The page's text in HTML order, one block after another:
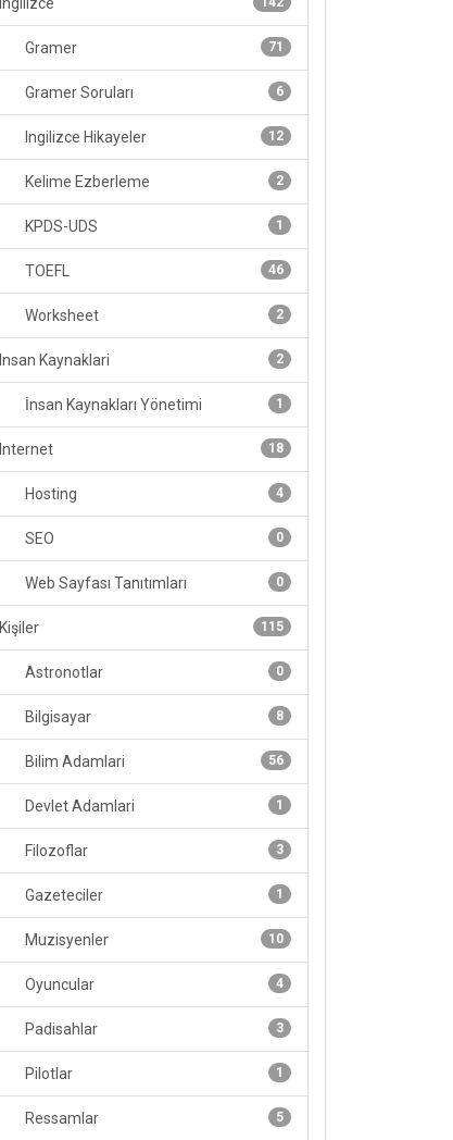
71
Gramer
6
Gramer Soruları
12
Ingilizce Hikayeler
2
Kelime Ezberleme
1
KPDS-UDS
46
TOEFL
2
Worksheet
2
Insan Kaynaklari
1
İnsan Kaynakları Yönetimi
18
Internet
4
Hosting
0
SEO
0
Web Sayfası Tanıtımları
115
Kişiler
0
Astronotlar
8
Bilgisayar
56
Bilim Adamlari
1
Devlet Adamlari
3
Filozoflar
1
Gazeteciler
10
Muzisyenler
4
Oyuncular
3
Padisahlar
1
Pilotlar
5
Ressamlar